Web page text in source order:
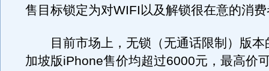
售目标锁定为对WIFI以及解锁很在意的消
目前市场上，无锁（无通话限制）版本
加坡版iPhone售价均超过6000元，最高价